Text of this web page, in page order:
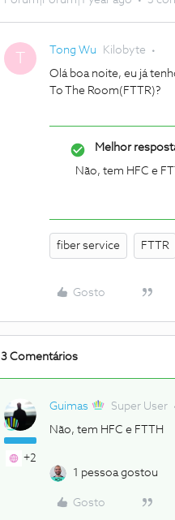
Tong Wu Kilobyte
Olá boa noite, eu já
To The Room(FTTR)?
Melhor
Não, tem HFC e
fiber service FTTR
Gosto
3 Comentários
+2
Guimas Super User
Não, tem HFC e FTTH
1 pessoa gostou
Gosto